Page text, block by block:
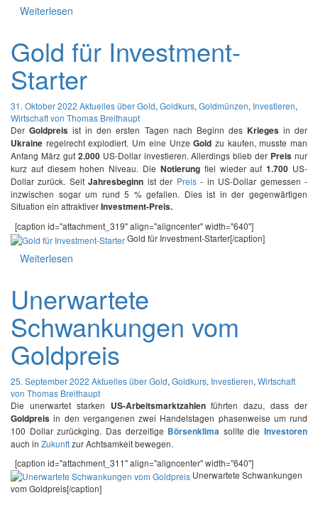
Weiterlesen
Gold für Investment-
Starter
31. Oktober 2022 Aktuelles über Gold, Goldkurs, Goldmünzen, Investieren,
Wirtschaftvon Thomas Breithaupt
DerGoldpreis ist in den ersten Tagen nach Beginn des Krieges in der
Ukraine regelrecht explodiert. Um eine UnzeGold zu kaufen, musste man
Anfang März gut 2.000US-Dollar investieren. Allerdings blieb der Preis nur
kurz auf diesem hohen Niveau. Die Notierungfiel wieder auf1.700 US-
Dollar zurück. SeitJahresbeginn ist der Preis- in US-Dollar gemessen -
inzwischen sogar um rund 5 % gefallen. Dies ist in der gegenwärtigen
Situation ein attraktiverInvestment-Preis.
[caption id="attachment_319" align="aligncenter" width="640"]
Gold für Investment-Starter[/caption]
Weiterlesen
Unerwartete
Schwankungen vom
Goldpreis
25. September 2022 Aktuelles über Gold, Goldkurs, Investieren, Wirtschaft
von Thomas Breithaupt
Die unerwartet starken US-Arbeitsmarktzahlenführten dazu, dass der
Goldpreis in den vergangenen zwei Handelstagen phasenweise um rund
100 Dollar zurückging. Das derzeitige Börsenklima sollte die Investoren
auch in Zukunftzur Achtsamkeit bewegen.
[caption id="attachment_311" align="aligncenter" width="640"]
Unerwartete Schwankungen
vom Goldpreis[/caption]